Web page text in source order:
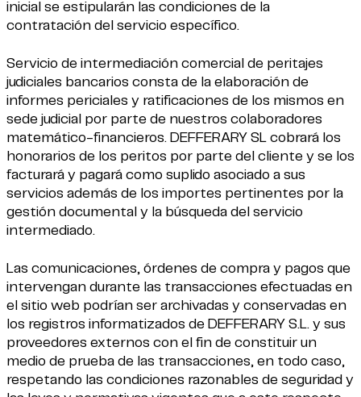
inicial se estipularán las condiciones de la
contratación del servicio específico.
Servicio de intermediación comercial de peritajes
judiciales bancarios consta de la elaboración de
informes periciales y ratificaciones de los mismos en
sede judicial por parte de nuestros colaboradores
matemático-financieros. DEFFERARY SL cobrará los
honorarios de los peritos por parte del cliente y se los
facturará y pagará como suplido asociado a sus
servicios además de los importes pertinentes por la
gestión documental y la búsqueda del servicio
intermediado.
Las comunicaciones, órdenes de compra y pagos que
intervengan durante las transacciones efectuadas en
el sitio web podrían ser archivadas y conservadas en
los registros informatizados de DEFFERARY S.L. y sus
proveedores externos con el fin de constituir un
medio de prueba de las transacciones, en todo caso,
respetando las condiciones razonables de seguridad y